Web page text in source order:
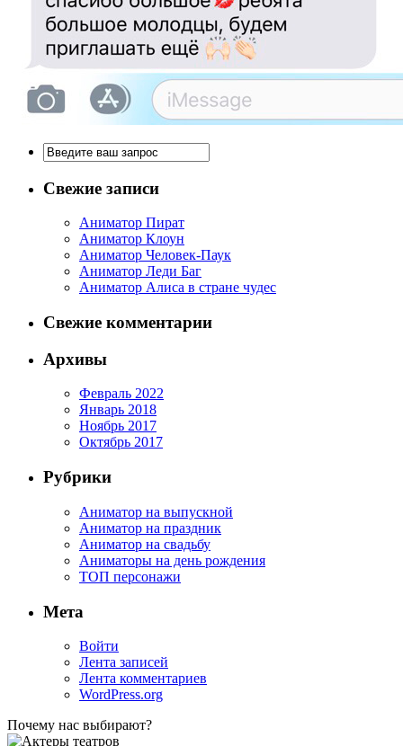
Свежие записи
Аниматор Пират
Аниматор Клоун
Аниматор Человек-Паук
Аниматор Леди Баг
Аниматор Алиса в стране чудес
Свежие комментарии
Архивы
Февраль 2022
Январь 2018
Ноябрь 2017
Октябрь 2017
Рубрики
Аниматор на выпускной
Аниматор на праздник
Аниматор на свадьбу
Аниматоры на день рождения
ТОП персонажи
Мета
Войти
Лента записей
Лента комментариев
WordPress.org
Почему нас выбирают?